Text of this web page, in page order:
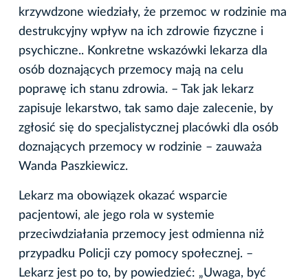
krzywdzone wiedziały, że przemoc w rodzinie ma
destrukcyjny wpływ na ich zdrowie fizyczne i
psychiczne.. Konkretne wskazówki lekarza dla
osób doznających przemocy mają na celu
poprawę ich stanu zdrowia. – Tak jak lekarz
zapisuje lekarstwo, tak samo daje zalecenie, by
zgłosić się do specjalistycznej placówki dla osób
doznających przemocy w rodzinie – zauważa
Wanda Paszkiewicz.
Lekarz ma obowiązek okazać wsparcie
pacjentowi, ale jego rola w systemie
przeciwdziałania przemocy jest odmienna niż
przypadku Policji czy pomocy społecznej. –
Lekarz jest po to, by powiedzieć: „Uwaga, być